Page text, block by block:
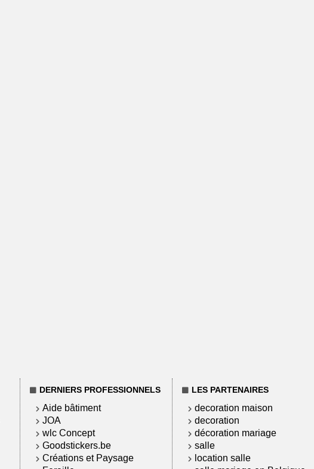
DERNIERS PROFESSIONNELS
Aide bâtiment
JOA
wlc Concept
Goodstickers.be
Créations et Paysage
LES PARTENAIRES
decoration maison
decoration
décoration mariage
salle
location salle